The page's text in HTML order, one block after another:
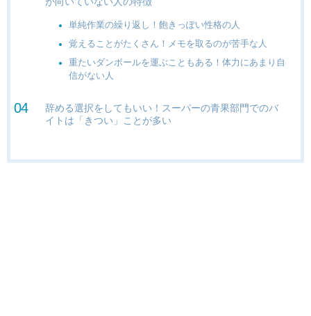
単純作業の繰り返し！飽きっぽい性格の人
覚えることがたくさん！メモを取るのが苦手な人
重たいダンボールを運ぶこともある！体力にあまり自
信がない人
辞める選択をしてもいい！スーパーの青果部門でのバ
イトは「きつい」ことが多い